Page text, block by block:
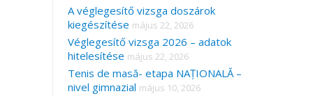
A véglegesítő vizsga doszárok
kiegészítése május 22, 2026
Véglegesítő vizsga 2026 – adatok
hitelesítése május 22, 2026
Tenis de masă- etapa NAȚIONALĂ –
nivel gimnazial május 10, 2026